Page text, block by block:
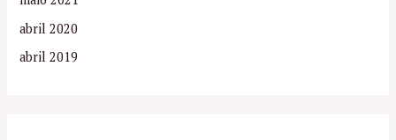
abril 2020
abril 2019